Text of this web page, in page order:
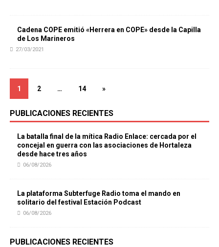
Cadena COPE emitió «Herrera en COPE» desde la Capilla
de Los Marineros
27/03/2021
1 2 … 14 »
PUBLICACIONES RECIENTES
La batalla final de la mítica Radio Enlace: cercada por el
concejal en guerra con las asociaciones de Hortaleza
desde hace tres años
06/08/2026
La plataforma Subterfuge Radio toma el mando en
solitario del festival Estación Podcast
06/08/2026
PUBLICACIONES RECIENTES